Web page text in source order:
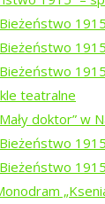
teatralne
doktor” w
2023
2022
2021
2020